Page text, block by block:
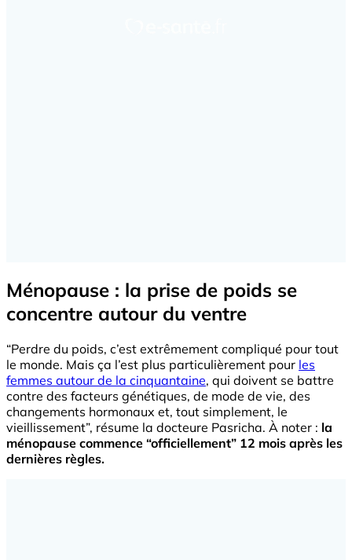
Ménopause : la prise de poids se
concentre autour du ventre
“Perdre du poids, c’est extrêmement compliqué pour tout
le monde. Mais ça l’est plus particulièrement pour les
femmes autour de la cinquantaine, qui doivent se battre
contre des facteurs génétiques, de mode de vie, des
changements hormonaux et, tout simplement, le
vieillissement”, résume la docteure Pasricha. À noter : la
ménopause commence “officiellement” 12 mois après les
dernières règles.